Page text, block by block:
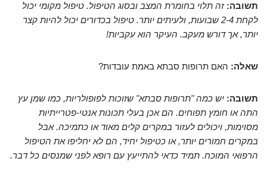
תשובה: זה תלוי בחומרת המצב ובסוג הטיפול. טיפול מקומי יכול
לקחת 2-4 שבועות, ולעיתים יותר. טיפול בכדורים יכול להיות קצר
יותר, אך דורש מעקב. העיקר הוא עקביות!
שאלה: האם תרופות סבתא באמת עובדות?
תשובה: יש כמה "תרופות סבתא" שזוכות לפופולריות, כמו שמן עץ
התה או חומץ תפוחים. הם אכן בעלי תכונות אנטי-פטרייתיות
מסוימות, ויכולים לעזור במקרים קלים מאוד או כתמיכה. אבל
במקרים חמורים יותר, או כטיפול יחיד, הם לא יחליפו את הטיפול
הרפואי המוכח. תמיד כדאי להתייעץ עם רופא לפני שמנסים כל דבר.